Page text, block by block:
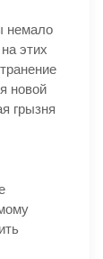
немало
этих
новой
грызня